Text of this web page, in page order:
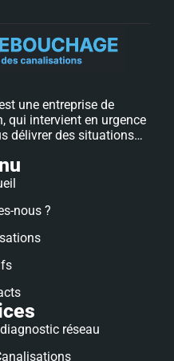
une entreprise de
qui intervient en urgence
délivrer des situations…
nous ?
réseau